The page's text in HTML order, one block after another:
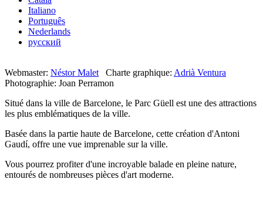
Italiano
Português
Nederlands
русский
Webmaster: Néstor Malet Charte graphique: Adrià Ventura
Photographie: Joan Perramon
Situé dans la ville de Barcelone, le Parc Güell est une des attractions
les plus emblématiques de la ville.
Basée dans la partie haute de Barcelone, cette création d'Antoni
Gaudí, offre une vue imprenable sur la ville.
Vous pourrez profiter d'une incroyable balade en pleine nature,
entourés de nombreuses pièces d'art moderne.